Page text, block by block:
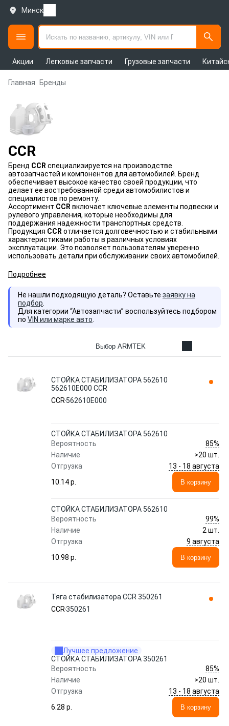
Минск
Акции Легковые запчасти Грузовые запчасти
Главная Бренды
CCR
Бренд CCR специализируется на производстве
автозапчастей и компонентов для автомобилей. Бренд
обеспечивает высокое качество своей продукции, что
делает ее востребованной среди автомобилистов и
специалистов по ремонту.
Ассортимент CCR включает ключевые элементы подвески и
рулевого управления, которые необходимы для
поддержания надежности транспортных средств.
Продукция CCR отличается долговечностью и стабильными
характеристиками работы в различных условиях
эксплуатации. Это позволяет пользователям уверенно
использовать детали при обслуживании своих автомобилей.
Подробнее
Не нашли подходящую деталь? Оставьте заявку на
подбор
Для категории “Автозапчасти” воспользуйтесь подбором
по VIN или марке авто
Выбор ARMTEK
СТОЙКА СТАБИЛИЗАТОРА 562610
562610E000 CCR
CCR 562610E000
СТОЙКА СТАБИЛИЗАТОРА 562610
Вероятность
85%
Наличие
>20 шт.
Отгрузка
13 - 18 августа
10.14 p.
В корзину
СТОЙКА СТАБИЛИЗАТОРА 562610
Вероятность
99%
Наличие
2 шт.
Отгрузка
9 августа
10.98 p.
В корзину
Тяга стабилизатора CCR 350261
CCR350261
Лучшее предложение
СТОЙКА СТАБИЛИЗАТОРА 350261
Вероятность
85%
Наличие
>20 шт.
Отгрузка
13 - 18 августа
6.28 p.
В корзину